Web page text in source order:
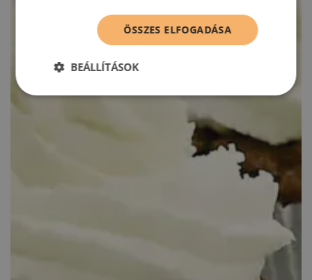
ÖSSZES ELFOGADÁSA
BEÁLLÍTÁSOK